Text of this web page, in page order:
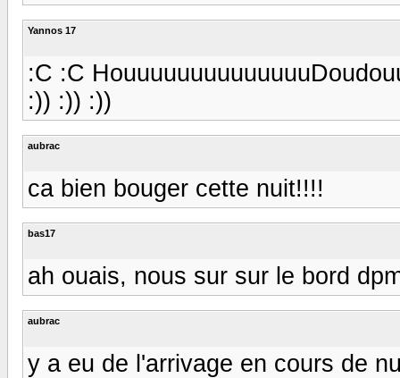
Yannos 17
:C :C
:)) :)) :))
aubrac
ca bien bouger cette nuit!!!!
bas17
ah ouais, nous sur sur le bord
aubrac
y a eu de l'arrivage en cours de